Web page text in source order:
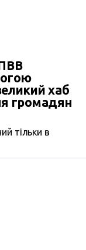
хаб
громадян
тільки в